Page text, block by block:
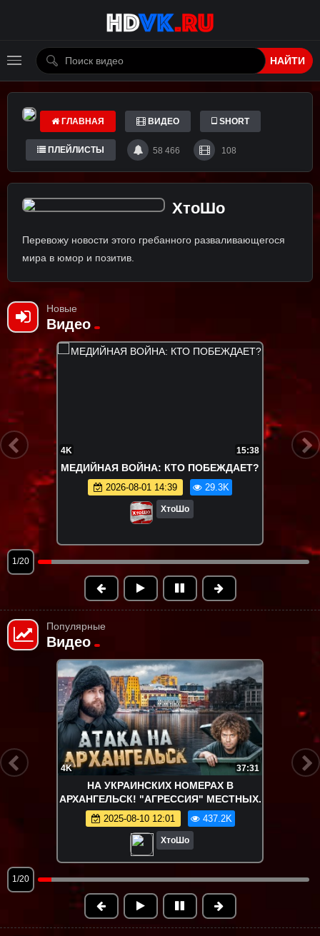
НАЙТИ
ГЛАВНАЯ ВИДЕО SHORT
ПЛЕЙЛИСТЫ 58 466 108
ХтоШо
Перевожу новости этого гребанного разваливающегося
мира в юмор и позитив.
Новые
Видео
4K 15:38
МЕДИЙНАЯ ВОЙНА: КТО ПОБЕЖДАЕТ?
2026-08-01 14:39 29.3K
ХтоШо
1/20
Популярные
Видео
4K 37:31
НА УКРАИНСКИХ НОМЕРАХ В
АРХАНГЕЛЬСК! "АГРЕССИЯ" МЕСТНЫХ.
2025-08-10 12:01 437.2K
ХтоШо
1/20